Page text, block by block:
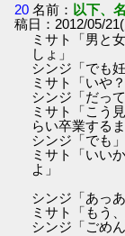
20 名前： 以下、
稿日：2012/05/
ミサト「男と
しょ」
シンジ「でも
ミサト「いや？
シンジ「だっ
ミサト「こう
らい卒業する
シンジ「でも」
ミサト「いい
よ」
シンジ「あっあ
ミサト「もう
シンジ「ごめ